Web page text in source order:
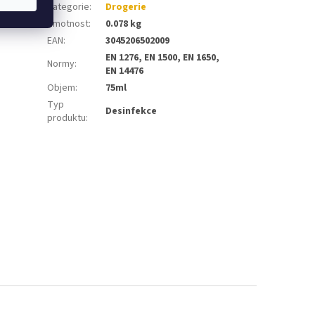
Trojí
Kategorie:
Drogerie
Hmotnost:
0.078 kg
EAN:
3045206502009
Normy:
EN 1276, EN 1500, EN 1650,
EN 14476
Objem:
75ml
Typ
produktu: Desinfekce